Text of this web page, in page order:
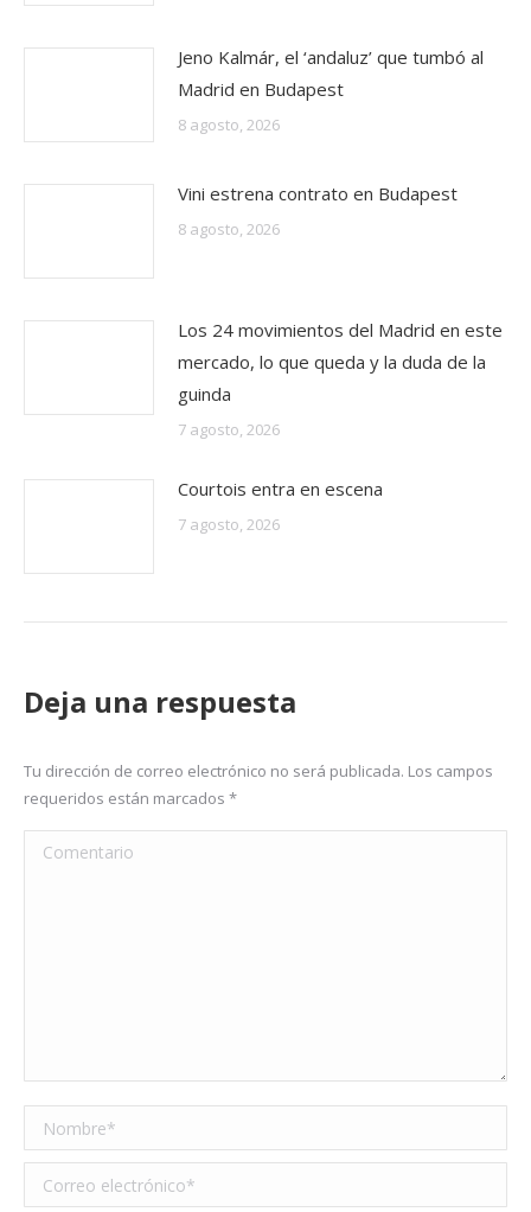
Jeno Kalmár, el ‘andaluz’ que tumbó al
Madrid en Budapest
8 agosto, 2026
Vini estrena contrato en Budapest
8 agosto, 2026
Los 24 movimientos del Madrid en este
mercado, lo que queda y la duda de la
guinda
7 agosto, 2026
Courtois entra en escena
7 agosto, 2026
Deja una respuesta
Tu dirección de correo electrónico no será publicada. Los campos
requeridos están marcados *
Comentario
Nombre *
Correo electrónico *